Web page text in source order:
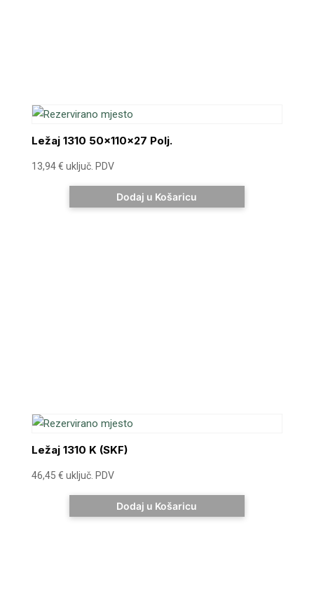
Ležaj 1310 50x110x27 Polj.
13,94€ uključ. PDV
Dodaj u Košaricu
Ležaj 1310 K (SKF)
46,45 € uključ. PDV
Dodaj u Košaricu